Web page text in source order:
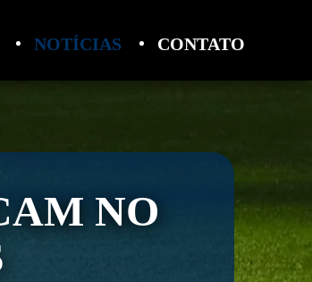
NOTÍCIAS CONTATO
NO